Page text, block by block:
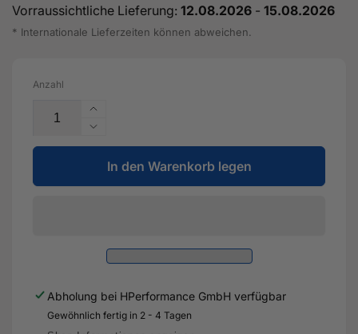
Vorraussichtliche Lieferung: 12.08.2026 - 15.08.2026
* Internationale Lieferzeiten können abweichen.
Anzahl
Erhöhe
die
Menge
für
DAZ*
auf
Downpipe
400PS
Modelle
Verringere
die
Menge
für
Flansch
auf
-
400PS
In den Warenkorb legen
Abholung bei HPerformance GmbH verfügbar
Gewöhnlich fertig in 2 - 4 Tagen